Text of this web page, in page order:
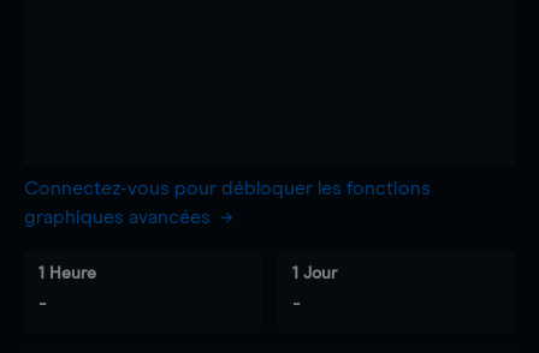
Connectez-vous pour débloquer les fonctions
graphiques avancées
1 Heure
-
1 Jour
-